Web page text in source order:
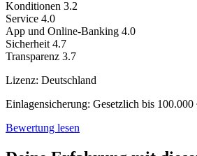
Konditionen 3.2
Service 4.0
App und Online-Banking 4.0
Sicherheit 4.7
Transparenz 3.7
Lizenz: Deutschland
Einlagensicherung: Gesetzlich bis
Bewertung lesen